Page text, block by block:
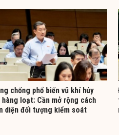
chống phổ biến vũ khí hủy
loạt: Cần mở rộng cách
diện đối tượng kiểm soát